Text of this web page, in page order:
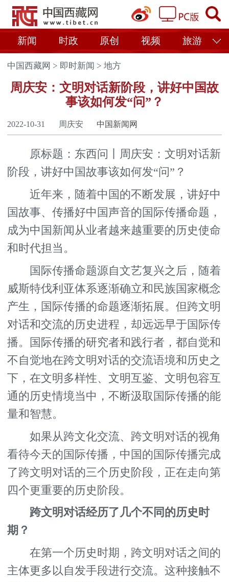
新闻 时政 原创 视频 旅游
中国西藏网 > 即时新闻 >地方
周庆安：文明对话新阶段，讲好中国故
事该如何发“问”？
2022-10-31 周庆安 中国新闻网
原标题：东西问丨周庆安：文明对话新
阶段，讲好中国故事该如何发“问”？
近年来，随着中国的不断发展，讲好中
国故事、传播好中国声音的国际传播命题，
成为中国新闻从业者越来越重要的历史使命
和时代担当。
国际传播命题源自文艺复兴之后，随着
威斯特伐利亚体系逐渐确立和民族国家概念
产生，国际传播的命题逐渐拓展。但跨文明
对话和交流的历史进程，却远远早于国际传
播。国际传播的研究者和践行者，都自觉和
不自觉地在跨文明对话的交流语境和历史之
下，在文明多样性、文明互鉴、文明包容互
通的历史情境当中，不断汲取国际传播的能
量和智慧。
如果从跨文化交流、跨文明对话的视角
看待今天的国际传播，中国的国际传播完成
了跨文明对话的三个历史阶段，正在走向第
四个更重要的历史阶段。
跨文明对话经历了几个不同的历史时
期？
在第一个历史时期，跨文明对话之间的
主体更多以自发手段进行交流。这种接触不